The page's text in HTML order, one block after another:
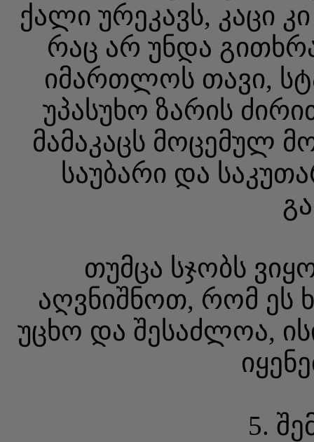
ქალი ურეკავს, კაცი
რაც არ უნდა
იმართლოს თავი,
უპასუხო ზარის
მამაკაცს მოცემულ
საუბარი და
თუმცა სჯობს
აღვნიშნოთ, რომ ეს
უცხო და შესაძლოა,
5.